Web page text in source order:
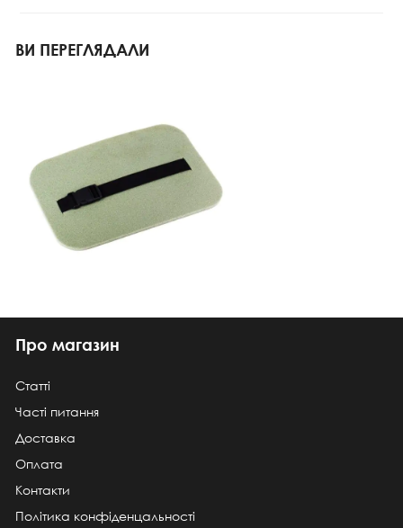
ВИ ПЕРЕГЛЯДАЛИ
Про магазин
Статті
Часті питання
Доставка
Оплата
Контакти
Політика конфіденцальності